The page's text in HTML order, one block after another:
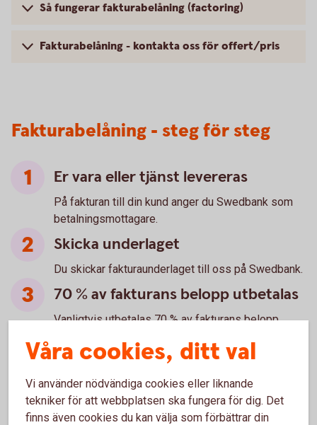
Så fungerar fakturabelåning (factoring)
Fakturabelåning - kontakta oss för offert/pris
Fakturabelåning - steg för steg
Er vara eller tjänst levereras
På fakturan till din kund anger du Swedbank som
betalningsmottagare.
Skicka underlaget
Du skickar fakturaunderlaget till oss på Swedbank.
70 % av fakturans belopp utbetalas
Vanligtvis utbetalas 70 % av fakturans belopp
Betalning av fakturan
Din kund betalar fakturan.
Återstående 30 % utbetalas
Våra cookies, ditt val
Vi använder nödvändiga cookies eller liknande
tekniker för att webbplatsen ska fungera för dig. Det
finns även cookies du kan välja som förbättrar din